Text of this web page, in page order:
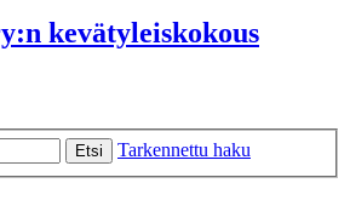
kevätyleiskokous
Etsi
Tarkennettu haku